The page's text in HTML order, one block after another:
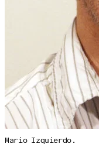
Mario Izquierdo.